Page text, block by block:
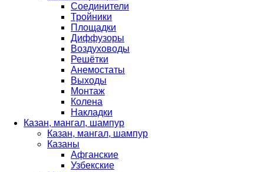
Соединители
Тройники
Площадки
Диффузоры
Воздуховоды
Решётки
Анемостаты
Выходы
Монтаж
Колена
Накладки
Казан, мангал, шампур
Казан, мангал, шампур
Казаны
Афганские
Узбекские